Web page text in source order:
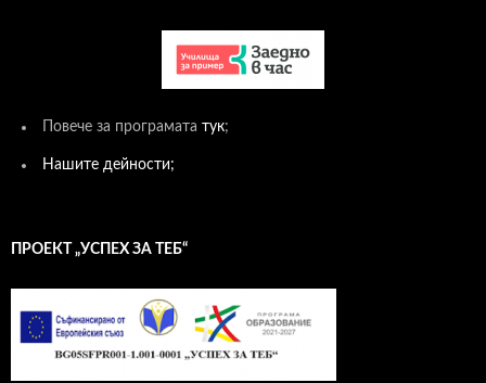
Повече за програмата тук;
Нашите дейности;
ПРОЕКТ „УСПЕХ ЗА ТЕБ“